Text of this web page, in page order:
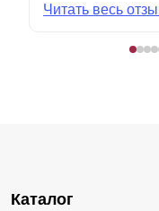
Читать весь
Каталог